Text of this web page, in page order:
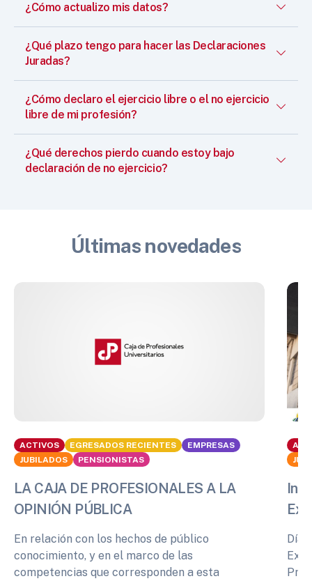
¿Cómo actualizo mis datos?
¿Qué plazo tengo para hacer las Declaraciones
Juradas?
¿Cómo declaro el ejercicio libre o el no ejercicio
libre de mi profesión?
¿Qué derechos pierdo cuando estoy bajo
declaración de no ejercicio?
Últimas novedades
ACTIVOS EGRESADOS RECIENTES
EMPRESAS
JUBILADOS
PENSIONISTAS
LA CAJA DE PROFESIONALES A LA
OPINIÓN PÚBLICA
En relación con los hechos de público
conocimiento, y en el marco de las
competencias que corresponden a esta